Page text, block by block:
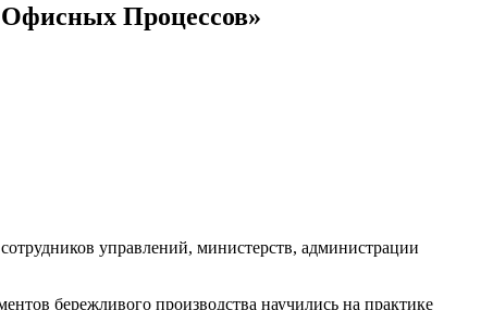
Процессов»
управлений, министерств, администрации
бережливого производства научились на практике